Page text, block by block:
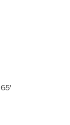
65'